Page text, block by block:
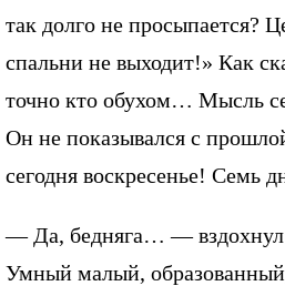
так долго не просыпается?
спальни не выходит!» Как
точно кто обухом… Мысль
Он не показывался с
сегодня воскресенье! Семь
— Да, бедняга… —
Умный малый,